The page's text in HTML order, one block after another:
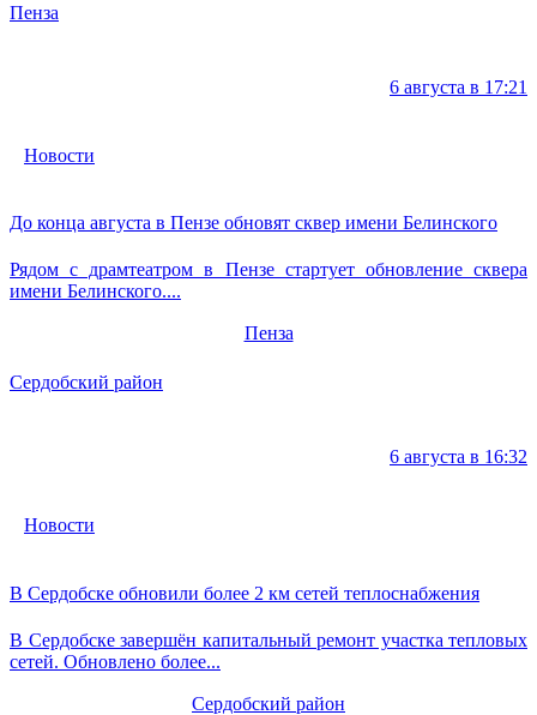
Пенза
6 августа в 17:21
Новости
До конца августа в Пензе обновят сквер имени Белинского
Рядом с драмтеатром в Пензе стартует обновление сквера
имени Белинского....
Пенза
Сердобский район
6 августа в 16:32
Новости
В Сердобске обновили более 2 км сетей теплоснабжения
В Сердобске завершён капитальный ремонт участка тепловых
сетей. Обновлено более...
Сердобский район